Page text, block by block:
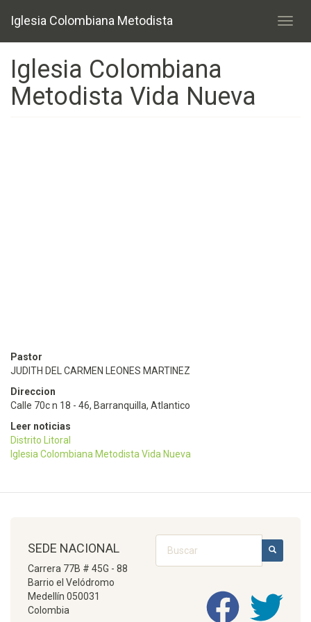
Iglesia Colombiana Metodista
Iglesia Colombiana
Metodista Vida Nueva
Pastor
JUDITH DEL CARMEN LEONES MARTINEZ
Direccion
Calle 70c n 18 - 46, Barranquilla, Atlantico
Leer noticias
Distrito Litoral
Iglesia Colombiana Metodista Vida Nueva
BUSCAR
SEDE NACIONAL
Carrera 77B # 45G - 88
Barrio el Velódromo
Medellín 050031
Colombia